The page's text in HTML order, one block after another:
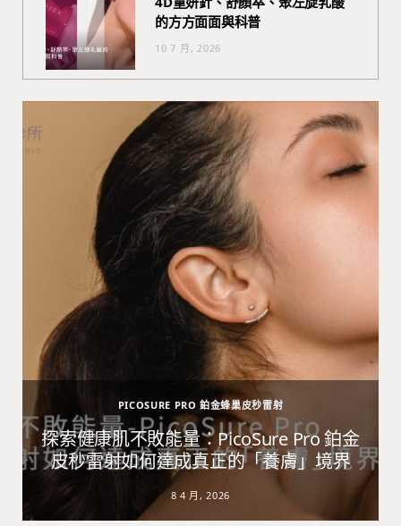
的方方面面與科普
10 7 月, 2026
PICOSURE PRO 鉑金蜂巢皮秒雷射
探索健康肌不敗能量：PicoSure Pro 鉑金
皮秒雷射如何達成真正的「養膚」境界
8 4 月, 2026